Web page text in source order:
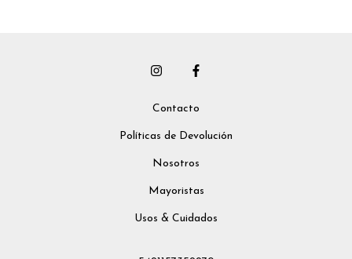
Contacto
Políticas de Devolución
Nosotros
Mayoristas
Usos & Cuidados